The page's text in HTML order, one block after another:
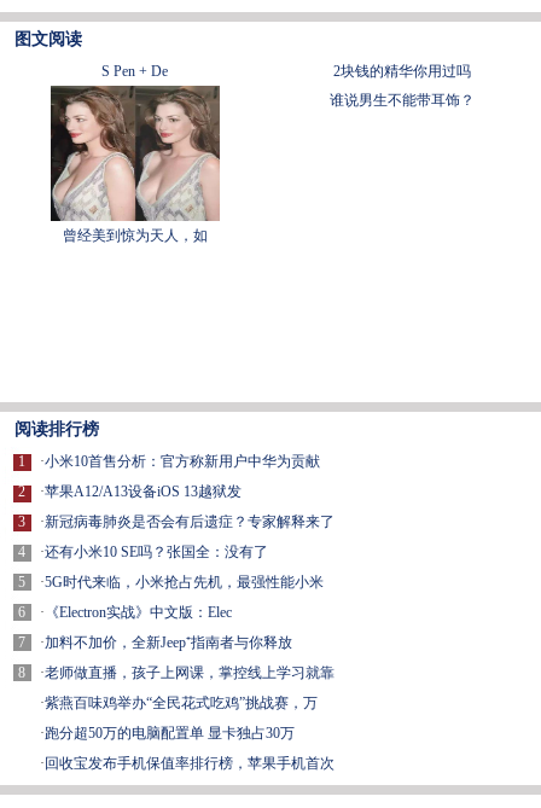
图文阅读
S Pen + De 2块钱的精华你用过吗
曾经美到惊为天人，如
谁说男生不能带耳饰？
阅读排行榜
1
2
3
4
5
6
7
8
·小米10首售分析：官方称新用户中华为贡献
·苹果A12/A13设备iOS 13越狱发
·新冠病毒肺炎是否会有后遗症？专家解释来了
·还有小米10 SE吗？张国全：没有了
·5G时代来临，小米抢占先机，最强性能小米
· 《Electron实战》中文版：Elec
·加料不加价，全新Jeep⁺指南者与你释放
·老师做直播，孩子上网课，掌控线上学习就靠
·紫燕百味鸡举办“全民花式吃鸡”挑战赛，万
·跑分超50万的电脑配置单 显卡独占30万
· 回收宝发布手机保值率排行榜，苹果手机首次